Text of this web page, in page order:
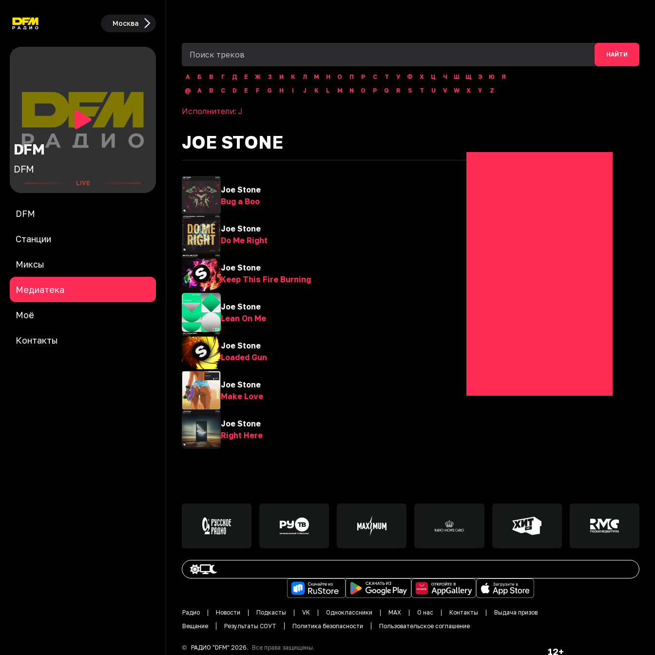
Москва
DFM
DFM
LIVE
DFM
Станции
Миксы
Медиатека
Моё
Контакты
НАЙТИ
А Б В Г Д Е Ж З И К Л М Н О П Р С Т У Ф Х Ц Ч Ш Щ Э Ю
Я
@
A B C D E F G H I J K L M N O P Q R S T U V W X Y Z
Исполнители: J
JOE STONE
Joe Stone
Bug a Boo
Joe Stone
Do Me Right
Joe Stone
Keep This Fire Burning
Joe Stone
Lean On Me
Joe Stone
Loaded Gun
Joe Stone
Make Love
Joe Stone
Right Here
Радио Новости Подкасты VK Одноклассники MAX О нас Контакты
Выдача призов
Вещание
Результаты СОУТ Политика безопасности Пользовательское соглашение
© РАДИО "DFM" 2026. Все права защищены. 12+